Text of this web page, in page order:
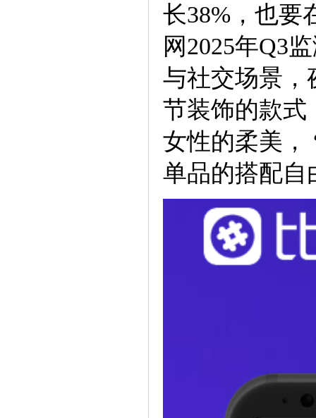
长38%，也要
网2025年Q3
与社交场景，
节装饰的款式
女性的柔美，
单品的搭配自